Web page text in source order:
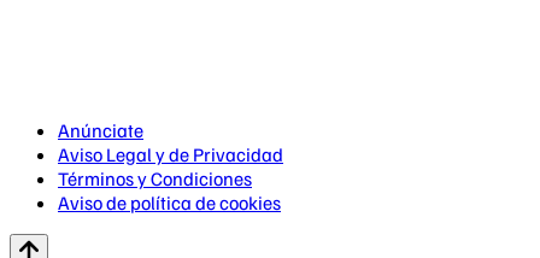
Anúnciate
Aviso Legal y de Privacidad
Términos y Condiciones
Aviso de política de cookies